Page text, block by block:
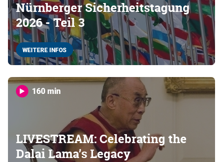
Nürnberger Sicherheitstagung
2026 - Teil 3
WEITERE INFOS
160 min
LIVESTREAM: Celebrating the
Dalai Lama’s Legacy